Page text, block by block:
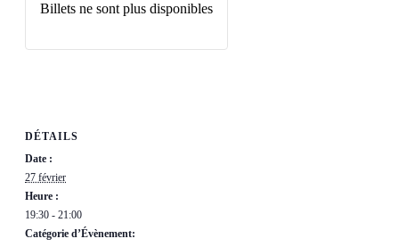
DÉTAILS
Date :
27 février
Heure :
19:30 - 21:00
Catégorie d’Évènement:
Billets ne sont plus disponibles